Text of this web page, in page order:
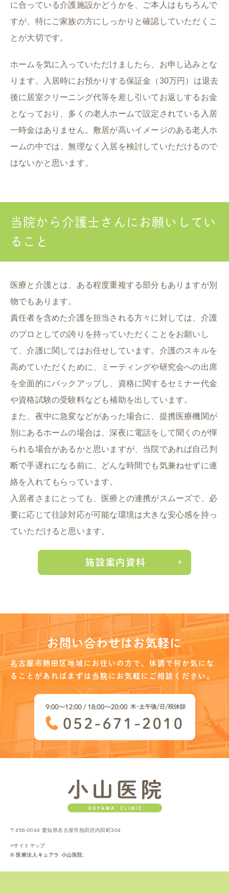
に合っている介護施設かどうかを、ご本人はもちろんで
すが、特にご家族の方にしっかりと確認していただくこ
とが大切です。
ホームを気に入っていただけましたら、お申し込みとな
ります。入居時にお預かりする保証金（30万円）は退去
後に居室クリーニング代等を差し引いてお返しするお金
となっており、多くの老人ホームで設定されている入居
一時金はありません。敷居が高いイメージのある老人ホ
ームの中では、無理なく入居を検討していただけるので
はないかと思います。
当院から介護士さんにお願いしてい
ること
医療と介護とは、ある程度重複する部分もありますが別
物でもあります。
責任者を含めた介護を担当される方々に対しては、介護
のプロとしての誇りを持っていただくことをお願いし
て、介護に関してはお任せしています。介護のスキルを
高めていただくために、ミーティングや研究会への出席
を全面的にバックアップし、資格に関するセミナー代金
や資格試験の受験料なども補助を出しています。
また、夜中に急変などがあった場合に、提携医療機関が
別にあるホームの場合は、深夜に電話をして聞くのが憚
られる場合があるかと思いますが、当院であれば自己判
断で手遅れになる前に、どんな時間でも気兼ねせずに連
絡を入れてもらっています。
入居者さまにとっても、医療との連携がスムーズで、必
要に応じて往診対応が可能な環境は大きな安心感を持っ
ていただけると思います。
施設案内資料
お問い合わせはお気軽に
名古屋市熱田区地域にお住いの方で、 体調で何か気にな
ることがあればまずは当院に お気軽にご相談ください。
〒456-0044 愛知県名古屋市熱田区内田町304
>サイトマップ
© 医療法人キュアラ 小山医院.